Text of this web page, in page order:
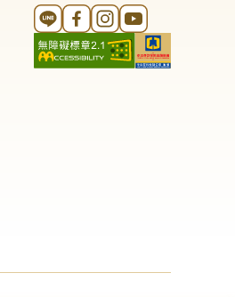
Line 官方帳號
FB 官方帳號
Instagram 官方帳號
YouTube 官方帳號